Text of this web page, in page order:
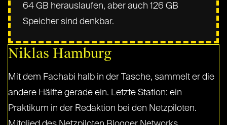
64 GB herauslaufen, aber auch 126 GB
Speicher sind denkbar.
Niklas Hamburg
Mit dem Fachabi halb in der Tasche, sammelt er die
andere Hälfte gerade ein. Letzte Station: ein
Praktikum in der Redaktion bei den Netzpiloten.